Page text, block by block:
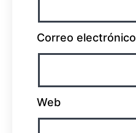
Correo electrónico
Web